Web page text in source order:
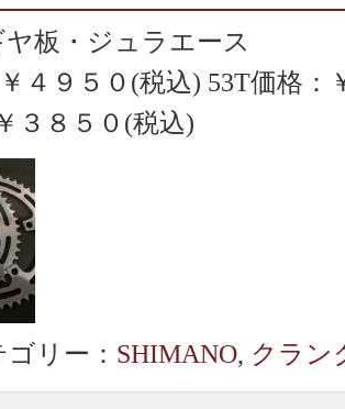
板・ジュラエース
４９５０(税込) 53T価格：
３８５０(税込)
ゴリー： SHIMANO, クラン